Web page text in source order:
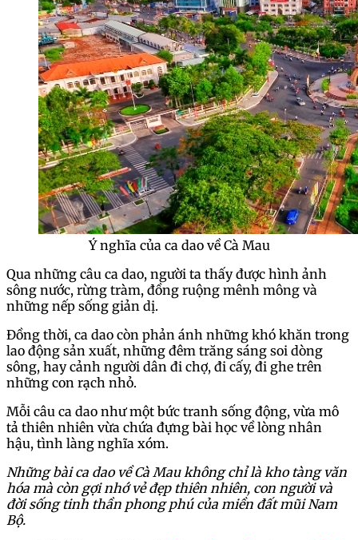
Ý nghĩa của ca dao về Cà Mau
Qua những câu ca dao, người ta thấy được hình ảnh
sông nước, rừng tràm, đồng ruộng mênh mông và
những nếp sống giản dị.
Đồng thời, ca dao còn phản ánh những khó khăn trong
lao động sản xuất, những đêm trăng sáng soi dòng
sông, hay cảnh người dân đi chợ, đi cấy, đi ghe trên
những con rạch nhỏ.
Mỗi câu ca dao như một bức tranh sống động, vừa mô
tả thiên nhiên vừa chứa đựng bài học về lòng nhân
hậu, tình làng nghĩa xóm.
Những bài ca dao về Cà Mau không chỉ là kho tàng văn
hóa mà còn gợi nhớ vẻ đẹp thiên nhiên, con người và
đời sống tinh thần phong phú của miền đất mũi Nam
Bộ.